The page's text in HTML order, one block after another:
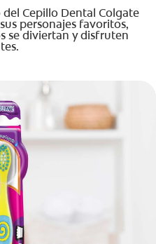
Cepillo Dental Colgate
personajes favoritos,
se diviertan y disfruten